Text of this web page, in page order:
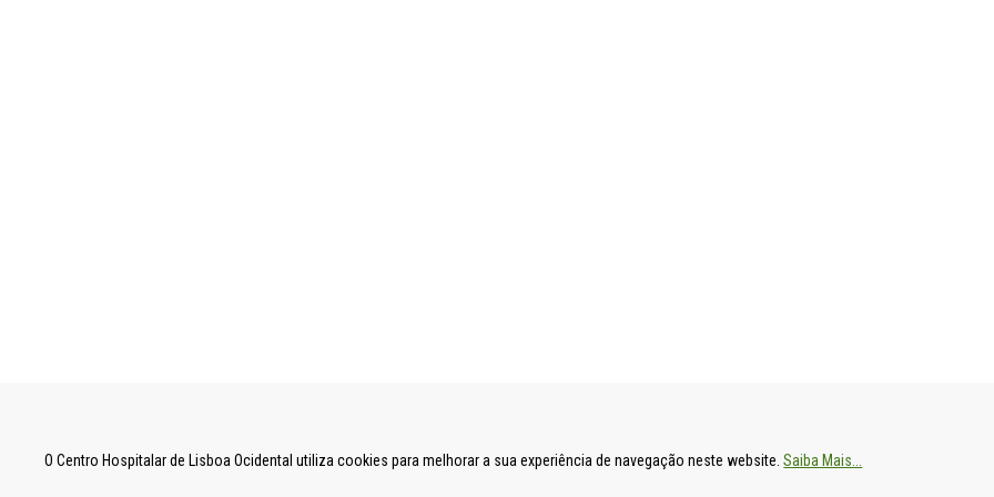
O Centro Hospitalar de Lisboa Ocidental utiliza cookies para melhorar a sua experiência de navegação neste website.Saiba Mais...
UNIDADE LOCAL DE SAÚDE DE LISBOA OCIDENTAL
HOSPITAL DE S. FRANCISCO XAVIER